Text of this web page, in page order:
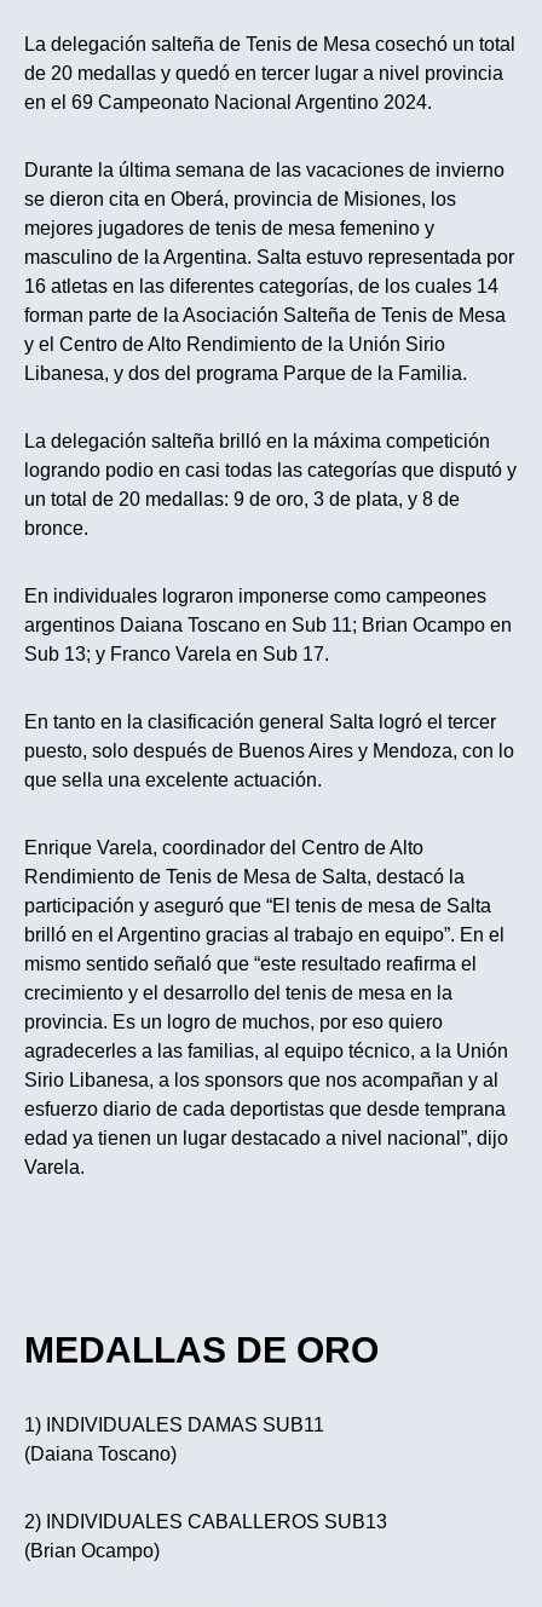
La delegación salteña de Tenis de Mesa cosechó un total
de 20 medallas y quedó en tercer lugar a nivel provincia
en el 69 Campeonato Nacional Argentino 2024.
Durante la última semana de las vacaciones de invierno
se dieron cita en Oberá, provincia de Misiones, los
mejores jugadores de tenis de mesa femenino y
masculino de la Argentina. Salta estuvo representada por
16 atletas en las diferentes categorías, de los cuales 14
forman parte de la Asociación Salteña de Tenis de Mesa
y el Centro de Alto Rendimiento de la Unión Sirio
Libanesa, y dos del programa Parque de la Familia.
La delegación salteña brilló en la máxima competición
logrando podio en casi todas las categorías que disputó y
un total de 20 medallas: 9 de oro, 3 de plata, y 8 de
bronce.
En individuales lograron imponerse como campeones
argentinos Daiana Toscano en Sub 11; Brian Ocampo en
Sub 13; y Franco Varela en Sub 17.
En tanto en la clasificación general Salta logró el tercer
puesto, solo después de Buenos Aires y Mendoza, con lo
que sella una excelente actuación.
Enrique Varela, coordinador del Centro de Alto
Rendimiento de Tenis de Mesa de Salta, destacó la
participación y aseguró que “El tenis de mesa de Salta
brilló en el Argentino gracias al trabajo en equipo”. En el
mismo sentido señaló que “este resultado reafirma el
crecimiento y el desarrollo del tenis de mesa en la
provincia. Es un logro de muchos, por eso quiero
agradecerles a las familias, al equipo técnico, a la Unión
Sirio Libanesa, a los sponsors que nos acompañan y al
esfuerzo diario de cada deportistas que desde temprana
edad ya tienen un lugar destacado a nivel nacional”, dijo
Varela.
MEDALLAS DE ORO
1) INDIVIDUALES DAMAS SUB11
(Daiana Toscano)
2) INDIVIDUALES CABALLEROS SUB13
(Brian Ocampo)